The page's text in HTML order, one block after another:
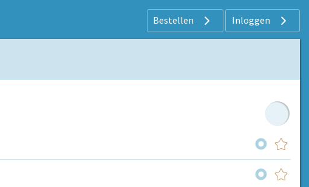
Bestellen Inloggen